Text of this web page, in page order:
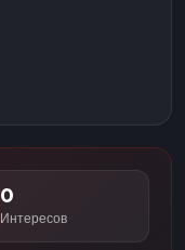
0
Интересов